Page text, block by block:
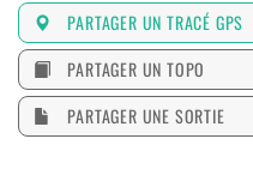
PARTAGER UN TRACÉ GPS
PARTAGER UN TOPO
PARTAGER UNE SORTIE